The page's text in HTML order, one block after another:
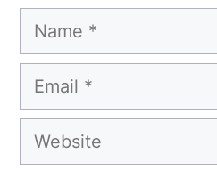
Name
Email
Website